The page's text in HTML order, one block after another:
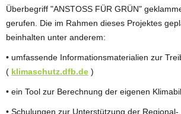
Überbegriff "ANSTOSS FÜR GRÜN"
gerufen. Die im Rahmen dieses Projektes
beinhalten unter anderem:
• umfassende Informationsmaterialien zur
( klimaschutz.dfb.de )
• ein Tool zur Berechnung der eigenen
• Schulungen zur Unterstützung der Regional-